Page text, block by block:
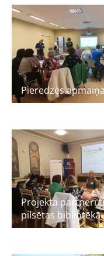
Pieredzes
Projekta partneri
pilsētas bibliotēkā